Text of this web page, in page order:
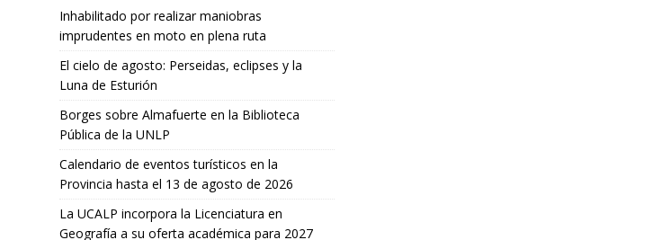
Inhabilitado por realizar maniobras
imprudentes en moto en plena ruta
El cielo de agosto: Perseidas, eclipses y la
Luna de Esturión
Borges sobre Almafuerte en la Biblioteca
Pública de la UNLP
Calendario de eventos turísticos en la
Provincia hasta el 13 de agosto de 2026
La UCALP incorpora la Licenciatura en
Geografía a su oferta académica para 2027